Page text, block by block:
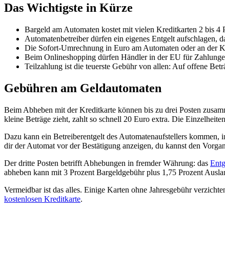
Das Wichtigste in Kürze
Bargeld am Automaten kostet mit vielen Kreditkarten 2 bis 4
Automatenbetreiber dürfen ein eigenes Entgelt aufschlagen,
Die Sofort-Umrechnung in Euro am Automaten oder an der
Beim Onlineshopping dürfen Händler in der EU für
Teilzahlung ist die teuerste Gebühr von allen: Auf offene
Gebühren am Geldautomaten
Beim Abheben mit der Kreditkarte können bis zu drei Posten
kleine Beträge zieht, zahlt so schnell 20 Euro extra. Die
Dazu kann ein Betreiberentgelt des Automatenaufstellers
dir der Automat vor der Bestätigung anzeigen, du kannst den
Der dritte Posten betrifft Abhebungen in fremder Währung: das
abheben kann mit 3 Prozent Bargeldgebühr plus 1,75 Prozent
Vermeidbar ist das alles. Einige Karten ohne Jahresgebühr
kostenlosen Kreditkarte.